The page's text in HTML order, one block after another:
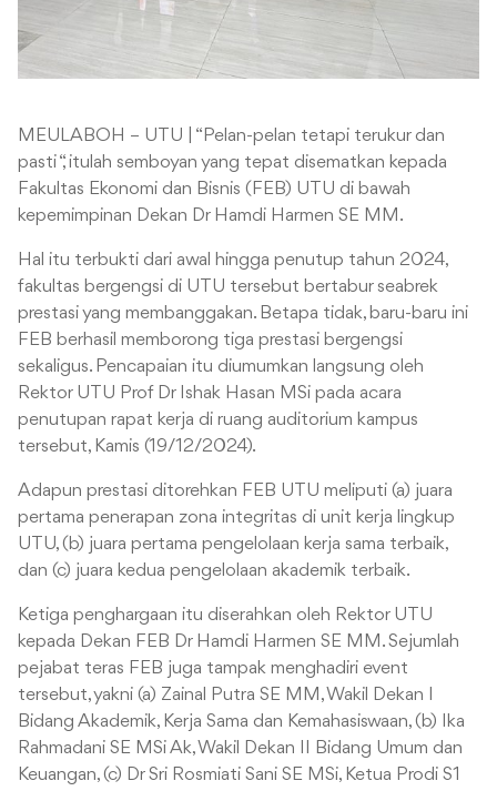
MEULABOH – UTU | “Pelan-pelan tetapi terukur dan
pasti “, itulah semboyan yang tepat disematkan kepada
Fakultas Ekonomi dan Bisnis (FEB) UTU di bawah
kepemimpinan Dekan Dr Hamdi Harmen SE MM.
Hal itu terbukti dari awal hingga penutup tahun 2024,
fakultas bergengsi di UTU tersebut bertabur seabrek
prestasi yang membanggakan. Betapa tidak, baru-baru ini
FEB berhasil memborong tiga prestasi bergengsi
sekaligus. Pencapaian itu diumumkan langsung oleh
Rektor UTU Prof Dr Ishak Hasan MSi pada acara
penutupan rapat kerja di ruang auditorium kampus
tersebut, Kamis (19/12/2024).
Adapun prestasi ditorehkan FEB UTU meliputi (a) juara
pertama penerapan zona integritas di unit kerja lingkup
UTU, (b) juara pertama pengelolaan kerja sama terbaik,
dan (c) juara kedua pengelolaan akademik terbaik.
Ketiga penghargaan itu diserahkan oleh Rektor UTU
kepada Dekan FEB Dr Hamdi Harmen SE MM. Sejumlah
pejabat teras FEB juga tampak menghadiri event
tersebut, yakni (a) Zainal Putra SE MM, Wakil Dekan I
Bidang Akademik, Kerja Sama dan Kemahasiswaan, (b) Ika
Rahmadani SE MSi Ak, Wakil Dekan II Bidang Umum dan
Keuangan, (c) Dr Sri Rosmiati Sani SE MSi, Ketua Prodi S1